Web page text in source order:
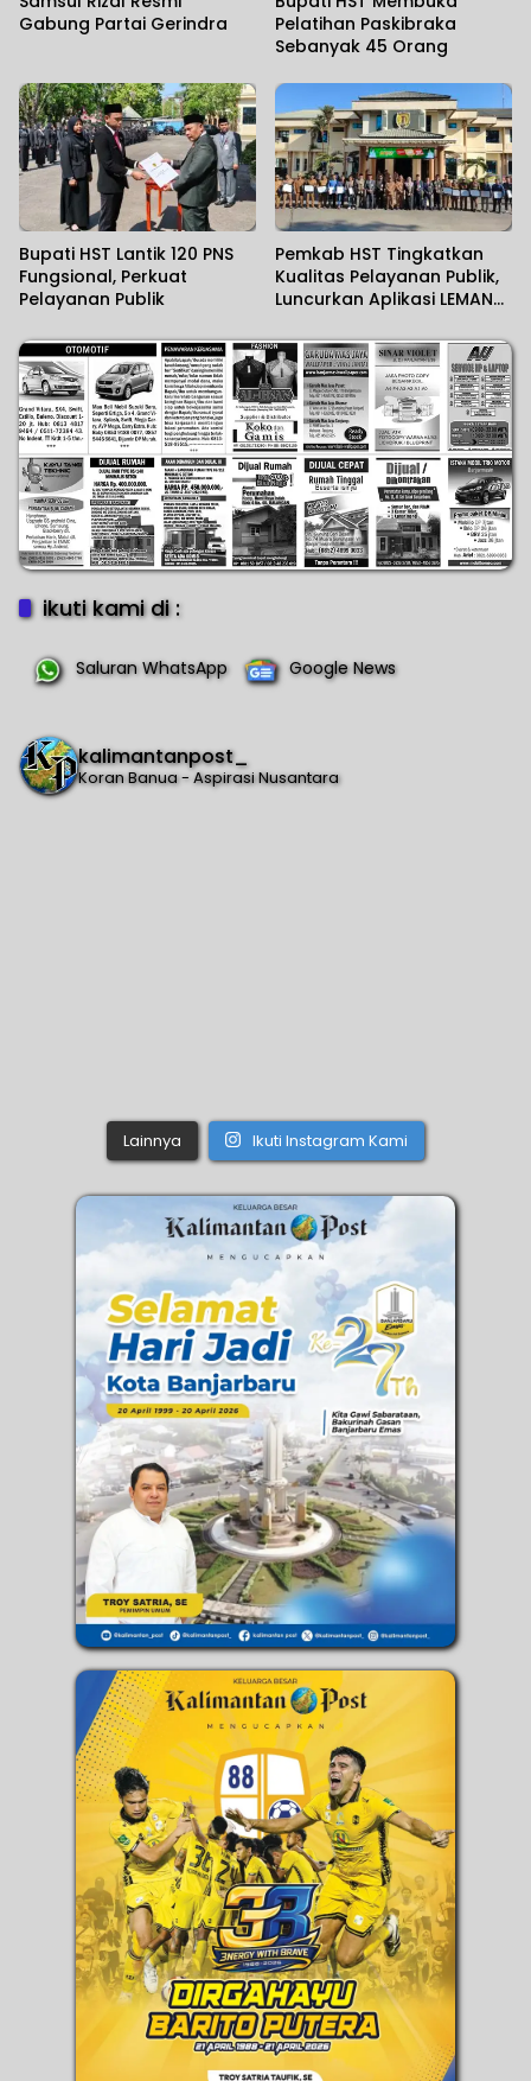
Gabung Partai Gerindra
Pelatihan Paskibraka
Sebanyak 45 Orang
Bupati HST Lantik 120 PNS
Fungsional, Perkuat
Pelayanan Publik
Pemkab HST Tingkatkan
Kualitas Pelayanan Publik,
Luncurkan Aplikasi LEMANG
ikuti kami di :
Saluran WhatsApp Google News
kalimantanpost_
Koran Banua - Aspirasi Nusantara
Lainnya Ikuti Instagram Kami